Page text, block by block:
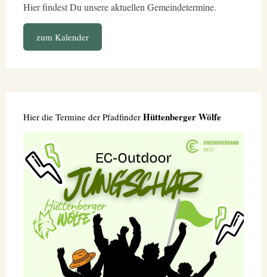
Hier findest Du unsere aktuellen Gemeindetermine.
zum Kalender
Hier die Termine der Pfadfinder Hüttenberger Wölfe